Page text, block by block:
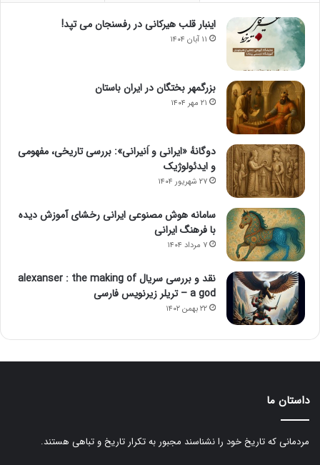
اینبار قلب هیرکانی در رفسنجان می تپد!
۱۱ آبان ۱۴۰۴
بزرگمهر بختگان در ایران باستان
۲۱ مهر ۱۴۰۴
دوگانهٔ «ایرانی و اَنیرانی»: بررسی تاریخی، مفهومی
و ایدئولوژیک
۲۷ شهریور ۱۴۰۴
سامانه هوش مصنوعی ایرانی رخشای آموزش دیده
با فرهنگ ایرانی
۷ مرداد ۱۴۰۴
نقد و بررسی سریال alexanser : the making of
a god – تریلر زیرنویس فارسی
۲۲ بهمن ۱۴۰۲
داستان ما
مردمانی که تاریخ خود را نشناسند مجبور به تکرار تاریخ و تباهی هستند.